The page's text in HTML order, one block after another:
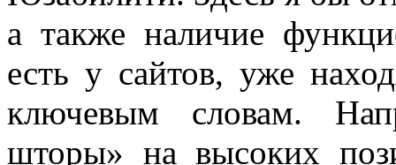
а также наличие
есть у сайтов, уже
ключевым словам.
шторы» на высоких